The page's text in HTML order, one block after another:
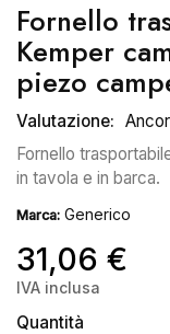
Fornello
Kemper
piezo
Valutazione:
Fornello
in tavola e in barca.
Marca: Generico
31,06 €
IVA inclusa
Quantità